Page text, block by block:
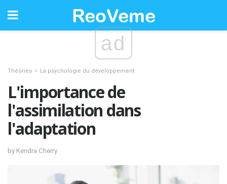
ad
Théories La psychologie du développement
L'importance de
l'assimilation dans
l'adaptation
by Kendra Cherry